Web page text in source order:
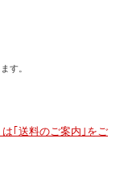
す。
｢送料のご案内｣をご